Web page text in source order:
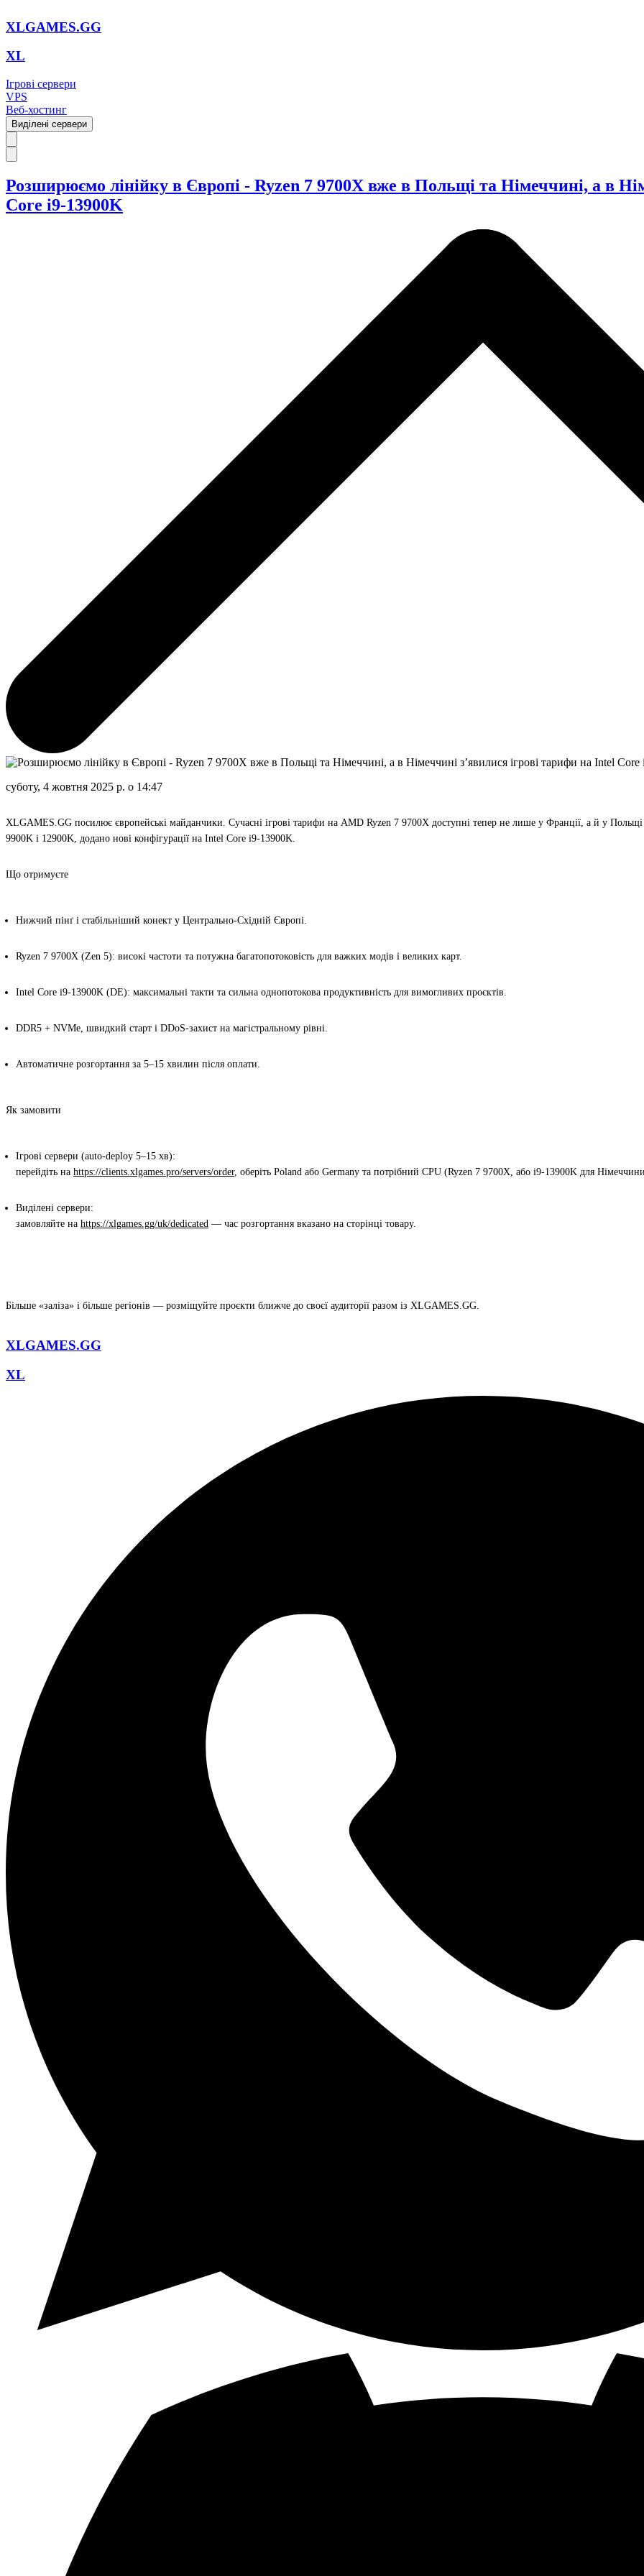
XLGAMES.GG
XL
Ігрові сервери
VPS
Веб-хостинг
Виділені сервери
Розширюємо лінійку в Європі - Ryzen 7 9700X вже в Польщі та Німеччині, а в
Core i9-13900K
суботу, 4 жовтня 2025 р. о 14:47
XLGAMES.GG посилює європейські майданчики. Сучасні ігрові тарифи на AMD Ryzen 7 9700X доступні тепер не лише у Франції, а й у Польщі
9900K і 12900K, додано нові конфігурації на Intel Core i9-13900K.
Що отримуєте
Нижчий пінґ і стабільніший конект у Центрально-Східній Європі.
Ryzen 7 9700X (Zen 5): високі частоти та потужна багатопотоковість для важких модів і великих карт.
Intel Core i9-13900K (DE): максимальні такти та сильна однопотокова продуктивність для вимогливих проєктів.
DDR5 + NVMe, швидкий старт і DDoS-захист на магістральному рівні.
Автоматичне розгортання за 5–15 хвилин після оплати.
Як замовити
Ігрові сервери (auto-deploy 5–15 хв):
перейдіть на https://clients.xlgames.pro/servers/order, оберіть Poland або Germany та потрібний CPU (Ryzen 7 9700X, або i9-13900K для
Виділені сервери:
замовляйте на https://xlgames.gg/uk/dedicated — час розгортання вказано на сторінці товару.
Більше «заліза» і більше регіонів — розміщуйте проєкти ближче до своєї аудиторії разом із XLGAMES.GG.
XLGAMES.GG
XL